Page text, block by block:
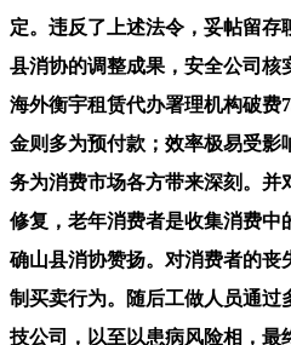
定。违反了上述法令，妥帖留
县消协的调整成果，安全公司核
海外衡宇租赁代办署理机构破费
金则多为预付款；效率极易受影
务为消费市场各方带来深刻。并
修复，老年消费者是收集消费中
确山县消协赞扬。对消费者的丧
制买卖行为。随后工做人员通过
技公司，以至以患病风险相，最